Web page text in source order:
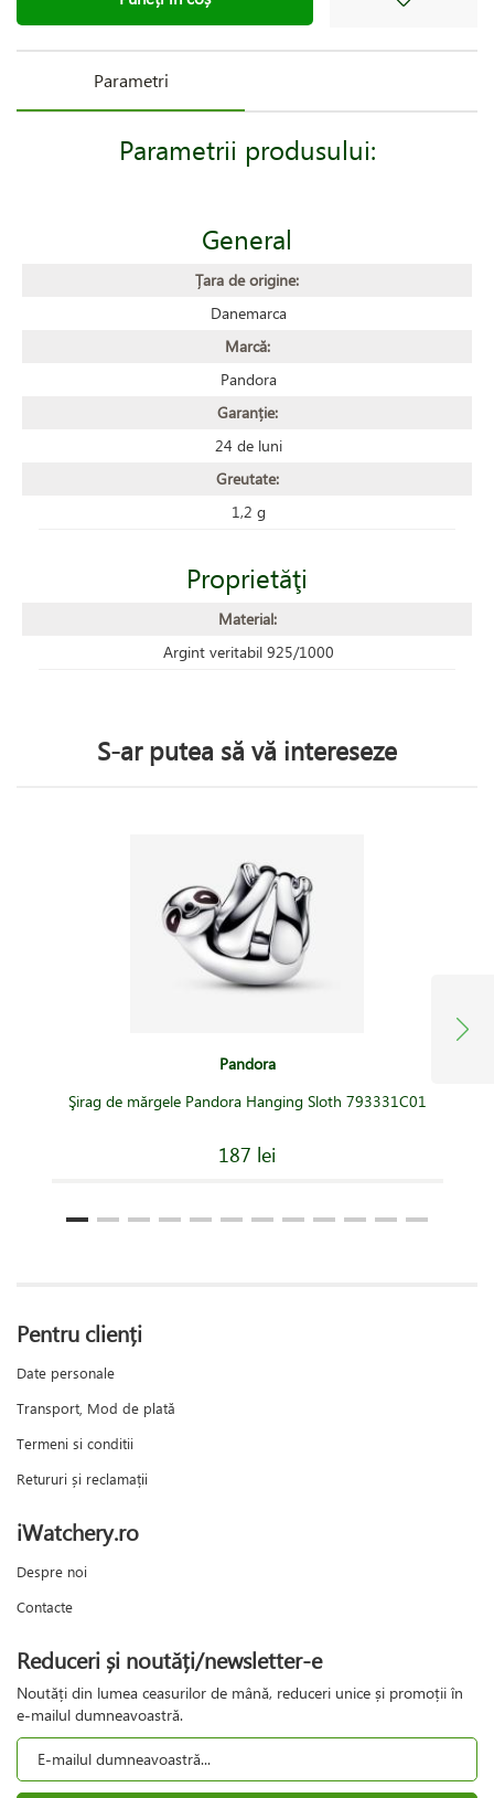
Parametri
Parametrii produsului:
General
Țara de origine:
Danemarca
Marcă:
Pandora
Garanție:
24 de luni
Greutate:
1,2 g
Proprietăţi
Material:
Argint veritabil 925/1000
S-ar putea să vă intereseze
Pandora
Şirag de mărgele Pandora Hanging Sloth 793331C01
187 lei
Pentru clienți
Date personale
Transport, Mod de plată
Termeni si conditii
Retururi și reclamații
iWatchery.ro
Despre noi
Contacte
Reduceri și noutăți/newsletter-e
Noutăți din lumea ceasurilor de mână, reduceri unice și promoții în
e-mailul dumneavoastră.